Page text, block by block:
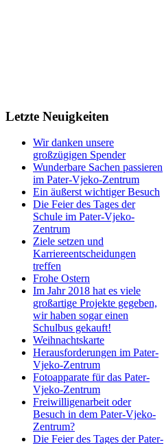
Letzte Neuigkeiten
Wir danken unsere
großzügigen Spender
Wunderbare Sachen passieren
im Pater-Vjeko-Zentrum
Ein äußerst wichtiger Besuch
Die Feier des Tages der
Schule im Pater-Vjeko-
Zentrum
Ziele setzen und
Karriereentscheidungen
treffen
Frohe Ostern
Im Jahr 2018 hat es viele
großartige Projekte gegeben,
wir haben sogar einen
Schulbus gekauft!
Weihnachtskarte
Herausforderungen im Pater-
Vjeko-Zentrum
Fotoapparate für das Pater-
Vjeko-Zentrum
Freiwilligenarbeit oder
Besuch in dem Pater-Vjeko-
Zentrum?
Die Feier des Tages der Pater-